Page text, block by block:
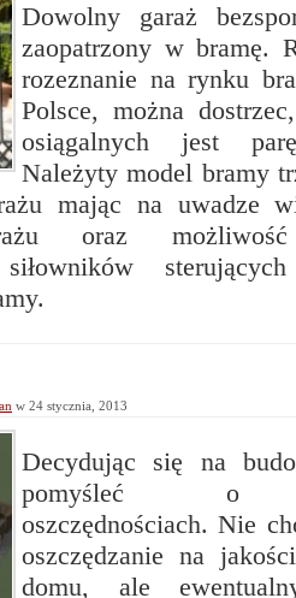
Dowolny garaż
zaopatrzony w bramę.
rozeznanie na rynku
Polsce, można
osiągalnych jest
Należyty model bramy
mając na uwadze
oraz możliwość
siłowników
w 24 stycznia, 2013
Decydując się na
pomyśleć o
oszczędnościach. Nie
oszczędzanie na
domu, ale